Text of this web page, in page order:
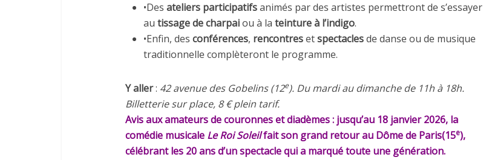
•Des ateliers participatifsanimés par des artistes permettront de s’essayer
au tissage de charpaiou à la teinture à l’indigo.
•Enfin, des conférences, rencontresetspectaclesde danse ou de musique
traditionnelle complèteront le programme.
Y aller: 42 avenue des Gobelins (12e). Du mardi au dimanche de 11h à 18h.
Billetterie sur place, 8 € plein tarif.
Avis aux amateurs de couronnes et diadèmes : jusqu’au 18 janvier 2026, la
comédie musicale Le Roi Soleilfait son grand retour au Dôme de Paris(15e),
célébrant les 20 ans d’un spectacle qui a marqué toute une génération.